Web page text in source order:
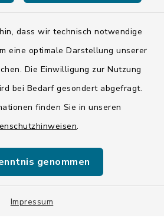
dass wir technisch notwendige
eine optimale Darstellung unserer
Die Einwilligung zur Nutzung
bei Bedarf gesondert abgefragt.
finden Sie in unseren
.
genommen
Impressum
Kontakt
Datenschutz
Sitemap